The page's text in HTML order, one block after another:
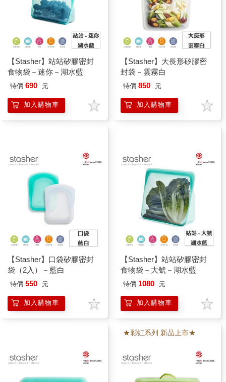
【Stasher】站站矽膠密封
食物袋－迷你－湖水藍
特價 690 元
加入購物車
【Stasher】大長形矽膠密
封袋－雲霧白
特價 850 元
加入購物車
【Stasher】口袋矽膠密封
袋（2入）－藍白
特價 550 元
加入購物車
【Stasher】站站矽膠密封
食物袋－大號－湖水藍
特價 1080 元
加入購物車
★彩虹系列 新品上市★